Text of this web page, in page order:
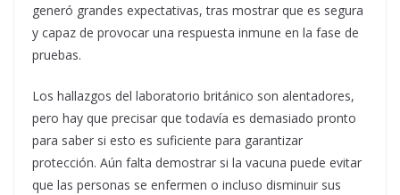
generó grandes expectativas, tras mostrar que es segura
y capaz de provocar una respuesta inmune en la fase de
pruebas.
Los hallazgos del laboratorio británico son alentadores,
pero hay que precisar que todavía es demasiado pronto
para saber si esto es suficiente para garantizar
protección. Aún falta demostrar si la vacuna puede evitar
que las personas se enfermen o incluso disminuir sus